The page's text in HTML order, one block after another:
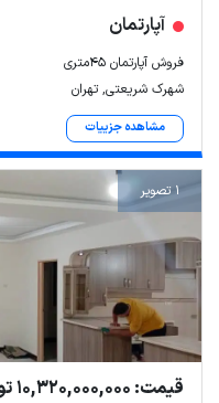
آپارتمان
فروش آپارتمان ۴۵متری
شهرک شریعتی, تهران
مشاهده جزییات
1 تصویر
قیمت: 10,320,000,000 تومان